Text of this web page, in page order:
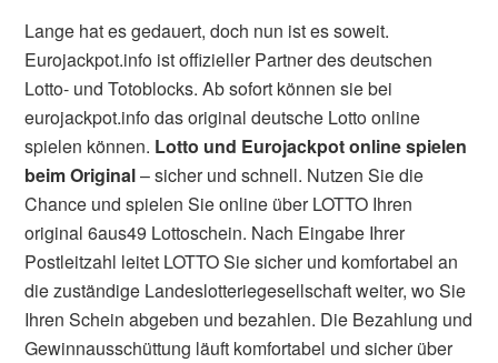
Lange hat es gedauert, doch nun ist es soweit.
Eurojackpot.info ist offizieller Partner des deutschen
Lotto- und Totoblocks. Ab sofort können sie bei
eurojackpot.info das original deutsche Lotto online
spielen können. Lotto und Eurojackpot online spielen
beim Original– sicher und schnell. Nutzen Sie die
Chance und spielen Sie online über LOTTO Ihren
original 6aus49 Lottoschein. Nach Eingabe Ihrer
Postleitzahl leitet LOTTO Sie sicher und komfortabel an
die zuständige Landeslotteriegesellschaft weiter, wo Sie
Ihren Schein abgeben und bezahlen. Die Bezahlung und
Gewinnausschüttung läuft komfortabel und sicher über